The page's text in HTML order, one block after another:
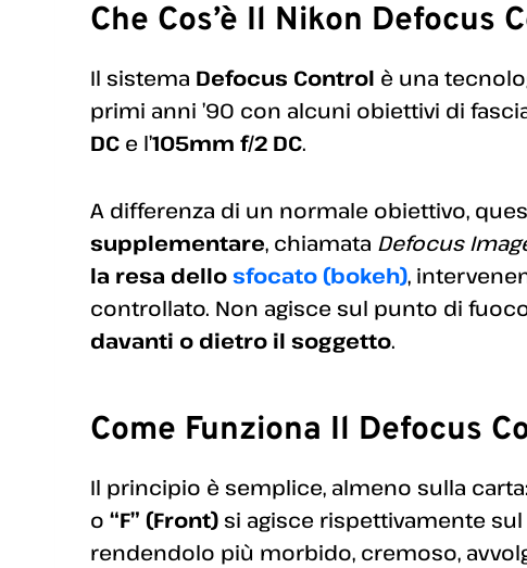
Che Cos’è Il Nikon Defocus
Il sistema Defocus Control è una
primi anni ’90 con alcuni obiettivi di
DC e l’105mm f/2 DC.
A differenza di un normale obiettivo,
supplementare, chiamata Defocus
la resa dello sfocato (bokeh),
controllato. Non agisce sul punto di
davanti o dietro il soggetto.
Come Funziona Il Defocus
Il principio è semplice, almeno sulla
o “F” (Front) si agisce rispettivamente
rendendolo più morbido, cremoso,